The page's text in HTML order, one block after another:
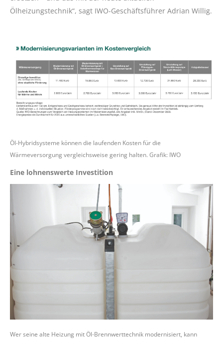
Ölheizungstechnik“, sagt IWO-Geschäftsführer Adrian Willig.
Öl-Hybridsysteme können die laufenden Kosten für die
Wärmeversorgung vergleichsweise gering halten. Grafik: IWO
Eine lohnenswerte Investition
Wer seine alte Heizung mit Öl-Brennwerttechnik modernisiert, kann